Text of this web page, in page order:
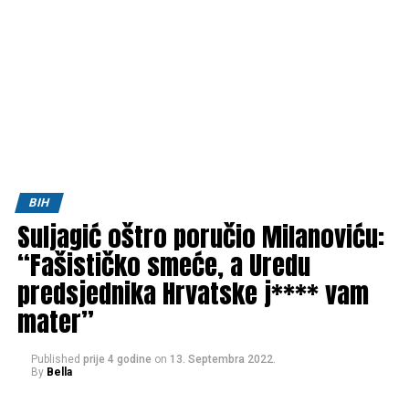
BIH
Suljagić oštro poručio Milanoviću:
“Fašističko smeće, a Uredu
predsjednika Hrvatske j**** vam
mater”
Published prije 4 godine on 13. Septembra 2022.
By Bella